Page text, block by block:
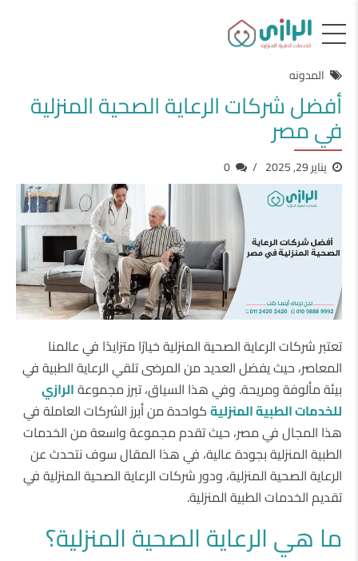
المدونه
أفضل شركات الرعاية الصحية المنزلية
في مصر
يناير 29, 2025 0
تعتبر شركات الرعاية الصحية المنزلية خيارًا متزايدًا في عالمنا
المعاصر، حيث يفضل العديد من المرضى تلقي الرعاية الطبية في
بيئة مألوفة ومريحة. وفي هذا السياق، تبرز مجموعةالرازي
للخدمات الطبية المنزليةكواحدة من أبرز الشركات العاملة في
هذا المجال في مصر، حيث تقدم مجموعة واسعة من الخدمات
الطبية المنزلية بجودة عالية، في هذا المقال سوف نتحدث عن
الرعاية الصحية المنزلية، ودور شركات الرعاية الصحية المنزلية في
تقديم الخدمات الطبية المنزلية.
ما هي الرعاية الصحية المنزلية؟